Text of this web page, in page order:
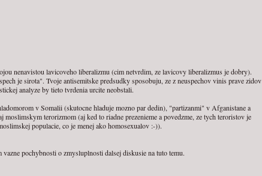
nenavistou lavicoveho liberalizmu (cim netvrdim, ze lavicovy liberalizmus je dobry).
je sirota". Tvoje antisemitske predsudky sposobuju, ze z neuspechov vinis prave zidov
analyze by tieto tvrdenia urcite neobstali.
v Somalii (skutocne hladuje mozno par dedin), "partizanmi" v Afganistane a
terorizmom (aj ked to riadne prezenieme a povedzme, ze tych teroristov je
populacie, co je menej ako homosexualov :-)).
pochybnosti o zmysluplnosti dalsej diskusie na tuto temu.